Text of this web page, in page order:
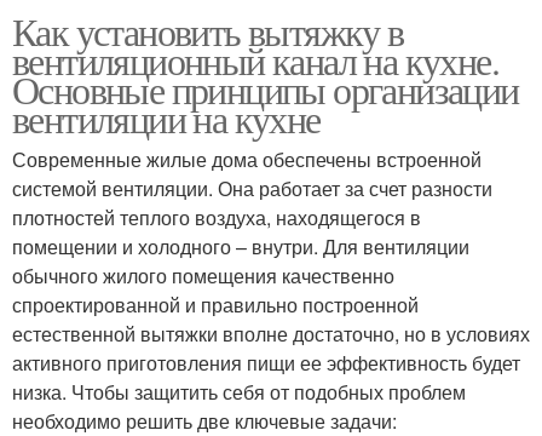
Как установить вытяжку в
вентиляционный канал на кухне.
Основные принципы организации
вентиляции на кухне
Современные жилые дома обеспечены встроенной
системой вентиляции. Она работает за счет разности
плотностей теплого воздуха, находящегося в
помещении и холодного – внутри. Для вентиляции
обычного жилого помещения качественно
спроектированной и правильно построенной
естественной вытяжки вполне достаточно, но в условиях
активного приготовления пищи ее эффективность будет
низка. Чтобы защитить себя от подобных проблем
необходимо решить две ключевые задачи: